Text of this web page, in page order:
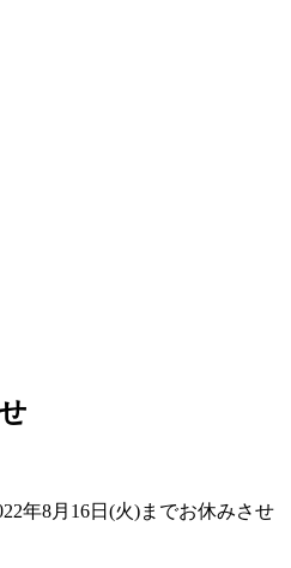
年8月16日(火)までお休みさせ